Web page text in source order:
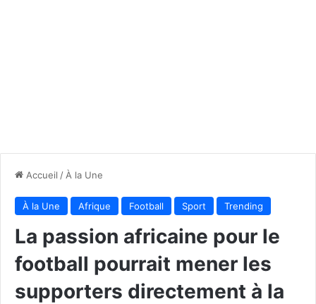
Accueil / À la Une
À la Une Afrique Football Sport Trending
La passion africaine pour le
football pourrait mener les
supporters directement à la